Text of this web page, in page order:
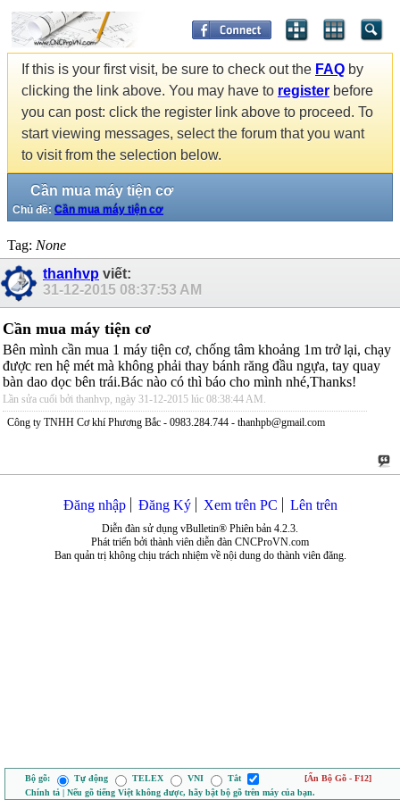
If this is your first visit, be sure to check out the FAQ by
clicking the link above. You may have to register before
you can post: click the register link above to proceed. To
start viewing messages, select the forum that you want
to visit from the selection below.
Cần mua máy tiện cơ
Chủ đề: Cần mua máy tiện cơ
Tag: None
thanhvp viết:
31-12-2015 08:37:53 AM
Cần mua máy tiện cơ
Bên mình cần mua 1 máy tiện cơ, chống tâm khoảng 1m trở lại, chạy
được ren hệ mét mà không phải thay bánh răng đầu ngựa, tay quay
bàn dao dọc bên trái.Bác nào có thì báo cho mình nhé,Thanks!
Lần sửa cuối bởi thanhvp, ngày 31-12-2015 lúc 08:38:44 AM .
Công ty TNHH Cơ khí Phương Bắc - 0983.284.744 - thanhpb@gmail.com
Đăng nhập Đăng Ký Xem trên PC Lên trên
Diễn đàn sử dụng vBulletin® Phiên bản 4.2.3.
Phát triển bởi thành viên diễn đàn CNCProVN.com
Ban quản trị không chịu trách nhiệm về nội dung do thành viên đăng.
Bộ gõ: Tự động TELEX VNI Tắt
[Ẩn Bộ Gõ - F12]
Chính tả | Nếu gõ tiếng Việt không được, hãy bật bộ gõ trên máy của bạn.